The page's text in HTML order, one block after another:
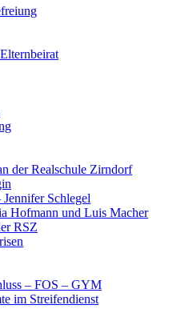
der Realschule Zirndorf
Schlegel
Hofmann und Luis Macher
RSZ
– FOS – GYM
im Streifendienst